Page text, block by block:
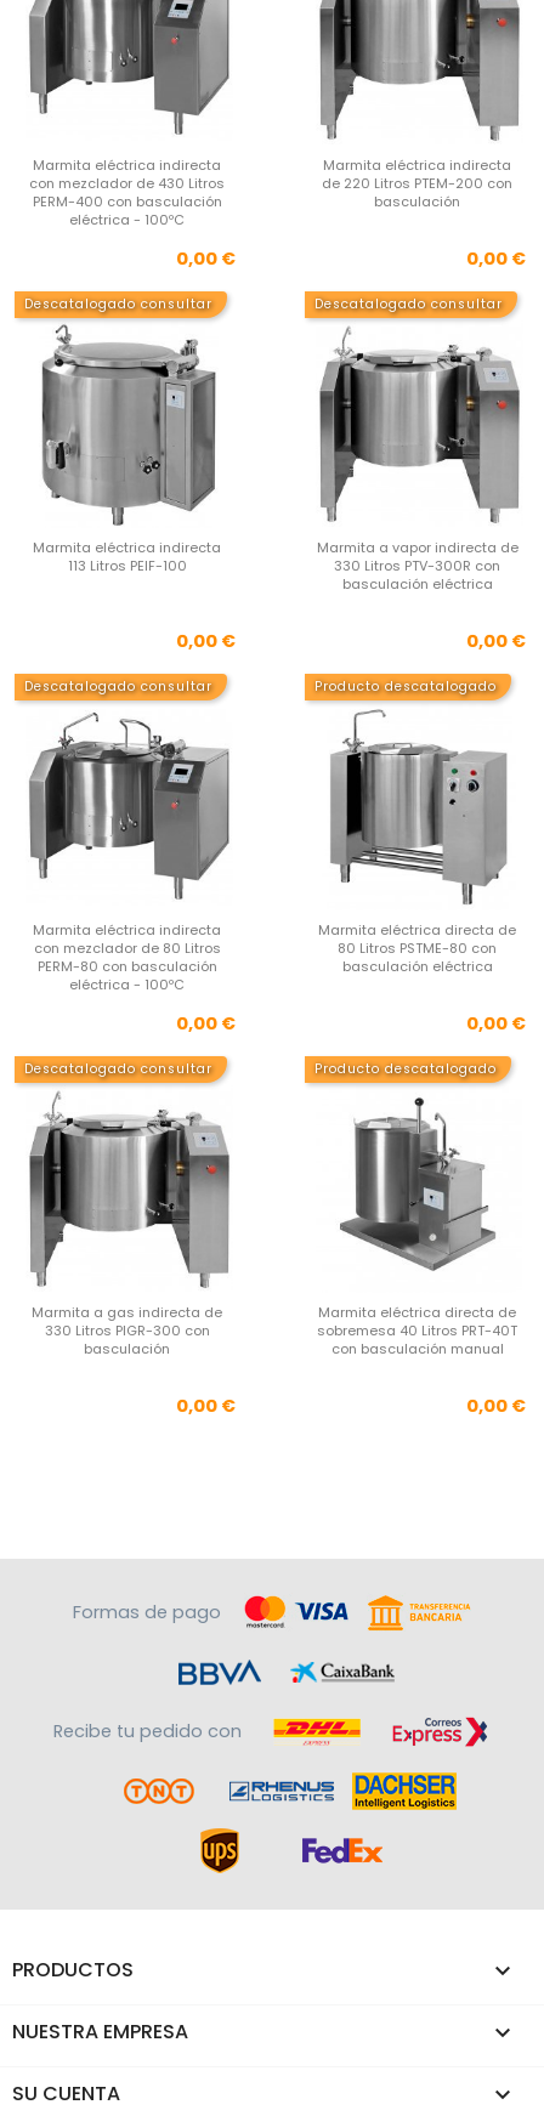
Marmita eléctrica indirecta
con mezclador de 430 Litros
PERM-400 con basculación
eléctrica - 100ºC
Precio
0,00 €
Marmita eléctrica indirecta
de 220 Litros PTEM-200 con
basculación
0,00 €
Descatalogado consultar
Marmita eléctrica indirecta
113 Litros PEIF-100
Precio
0,00 €
Descatalogado consultar
Marmita a vapor indirecta de
330 Litros PTV-300R con
basculación eléctrica
0,00 €
Descatalogado consultar
Marmita eléctrica indirecta
con mezclador de 80 Litros
PERM-80 con basculación
eléctrica - 100ºC
Precio
0,00 €
Producto descatalogado
Marmita eléctrica directa de
80 Litros PSTME-80 con
basculación eléctrica
0,00 €
Descatalogado consultar
Marmita a gas indirecta de
330 Litros PIGR-300 con
basculación
Precio
0,00 €
Producto descatalogado
Marmita eléctrica directa de
sobremesa 40 Litros PRT-40T
con basculación manual
0,00 €
Formas de pago
Recibe tu pedido con
PRODUCTOS 
NUESTRA EMPRESA 
SU CUENTA 